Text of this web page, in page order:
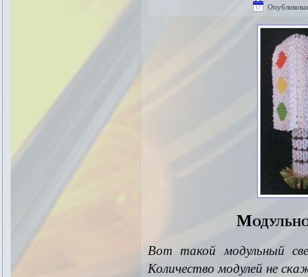
Вот такоймодульный
Количество модулей не